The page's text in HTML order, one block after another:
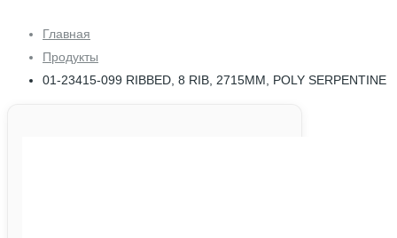
Главная
Продукты
01-23415-099 RIBBED, 8 RIB, 2715MM, POLY SERPENTINE